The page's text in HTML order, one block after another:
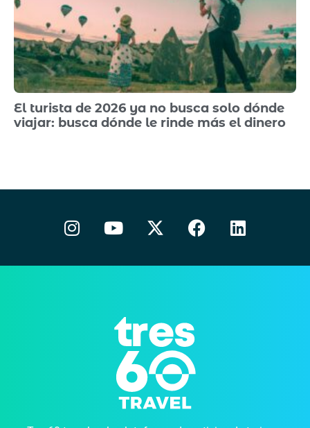
El turista de 2026 ya no busca solo dónde
viajar: busca dónde le rinde más el dinero